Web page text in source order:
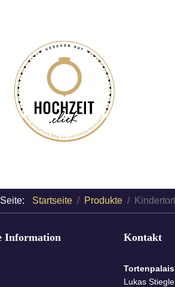
Startseite Produkte
Information Kontakt
Tortenpalais
Lukas